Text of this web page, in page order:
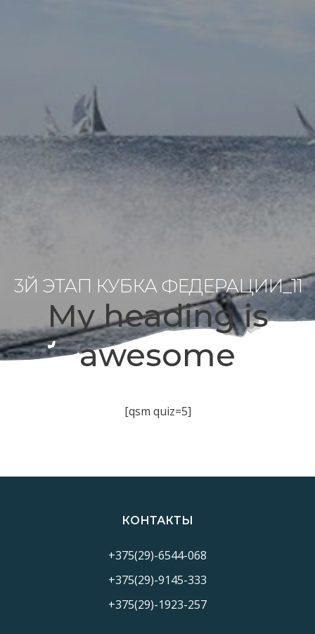
3Й ЭТАП КУБКА ФЕДЕРАЦИИ_11
My heading is
awesome
[qsm quiz=5]
КОНТАКТЫ
+375(29)-6544-068
+375(29)-9145-333
+375(29)-1923-257